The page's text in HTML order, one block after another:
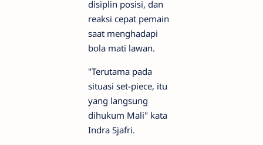
disiplin posisi, dan
reaksi cepat pemain
saat menghadapi
bola mati lawan.
"Terutama pada
situasi set-piece, itu
yang langsung
dihukum Mali" kata
Indra Sjafri.